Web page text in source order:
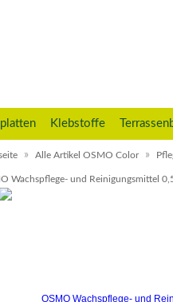
Klebstoffe
» Alle Artikel OSMO Color »
Wachspflege- und Reinigungsmittel